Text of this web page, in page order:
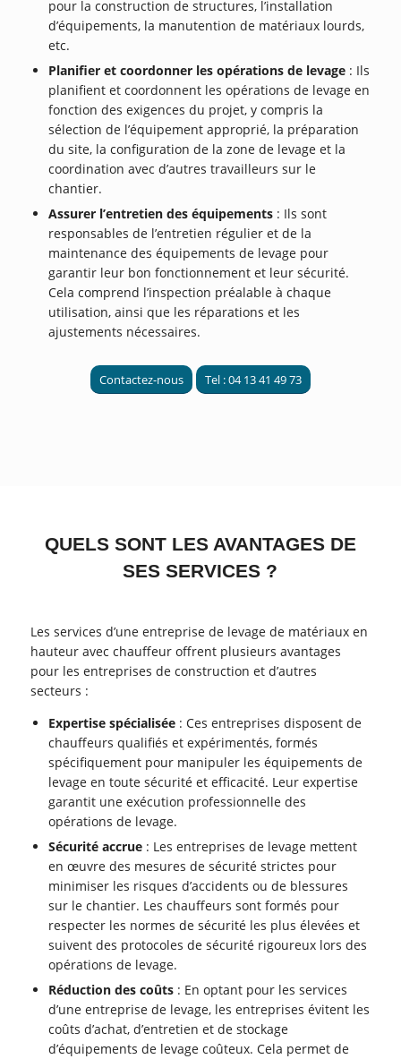
pour la construction de structures, l’installation
d’équipements, la manutention de matériaux lourds,
etc.
Planifier et coordonner les opérations de levage : Ils
planifient et coordonnent les opérations de levage en
fonction des exigences du projet, y compris la
sélection de l’équipement approprié, la préparation
du site, la configuration de la zone de levage et la
coordination avec d’autres travailleurs sur le
chantier.
Assurer l’entretien des équipements : Ils sont
responsables de l’entretien régulier et de la
maintenance des équipements de levage pour
garantir leur bon fonctionnement et leur sécurité.
Cela comprend l’inspection préalable à chaque
utilisation, ainsi que les réparations et les
ajustements nécessaires.
Contactez-nous Tel : 04 13 41 49 73
QUELS SONT LES AVANTAGES DE
SES SERVICES ?
Les services d’une entreprise de levage de matériaux en
hauteur avec chauffeur offrent plusieurs avantages
pour les entreprises de construction et d’autres
secteurs :
Expertise spécialisée : Ces entreprises disposent de
chauffeurs qualifiés et expérimentés, formés
spécifiquement pour manipuler les équipements de
levage en toute sécurité et efficacité. Leur expertise
garantit une exécution professionnelle des
opérations de levage.
Sécurité accrue : Les entreprises de levage mettent
en œuvre des mesures de sécurité strictes pour
minimiser les risques d’accidents ou de blessures
sur le chantier. Les chauffeurs sont formés pour
respecter les normes de sécurité les plus élevées et
suivent des protocoles de sécurité rigoureux lors des
opérations de levage.
Réduction des coûts : En optant pour les services
d’une entreprise de levage, les entreprises évitent les
coûts d’achat, d’entretien et de stockage
d’équipements de levage coûteux. Cela permet de